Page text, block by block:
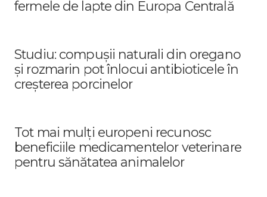
fermele de lapte din Europa Centrală
Studiu: compușii naturali din oregano
și rozmarin pot înlocui antibioticele în
creșterea porcinelor
Tot mai mulți europeni recunosc
beneficiile medicamentelor veterinare
pentru sănătatea animalelor